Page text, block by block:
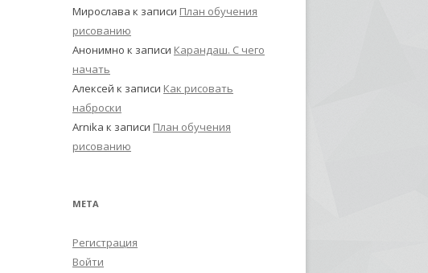
Мирослава к записи План обучения
рисованию
Анонимно к записи Карандаш. С чего
начать
Алексей к записи Как рисовать
наброски
Arnika к записи План обучения
рисованию
МЕТА
Регистрация
Войти